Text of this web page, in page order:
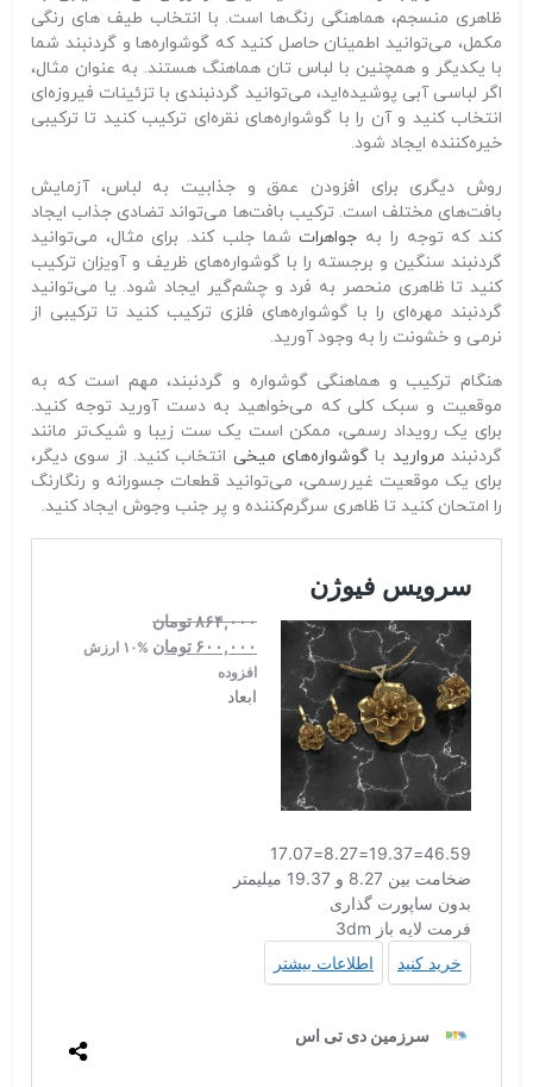
ظاهری منسجم، هماهنگی رنگ‌ها است. با انتخاب طیف های رنگی
مکمل، می‌توانید اطمینان حاصل کنید که گوشواره‌ها و گردنبند شما
با یکدیگر و همچنین با لباس تان هماهنگ هستند. به عنوان مثال،
اگر لباسی آبی پوشیده‌اید، می‌توانید گردنبندی با تزئینات فیروزه‌ای
انتخاب کنید و آن را با گوشواره‌های نقره‌ای ترکیب کنید تا ترکیبی
خیره‌کننده ایجاد شود.
روش دیگری برای افزودن عمق و جذابیت به لباس، آزمایش
بافت‌های مختلف است. ترکیب بافت‌ها می‌تواند تضادی جذاب ایجاد
کند که توجه را به جواهراتشما جلب کند. برای مثال، می‌توانید
گردنبند سنگین و برجسته را با گوشواره‌های ظریف و آویزان ترکیب
کنید تا ظاهری منحصر به فرد و چشم‌گیر ایجاد شود. یا می‌توانید
گردنبند مهره‌ای را با گوشواره‌های فلزی ترکیب کنید تا ترکیبی از
نرمی و خشونت را به وجود آورید.
هنگام ترکیب و هماهنگی گوشواره و گردنبند، مهم است که به
موقعیت و سبک کلی که می‌خواهید به دست آورید توجه کنید.
برای یک رویداد رسمی، ممکن است یک ست زیبا و شیک‌تر مانند
گردنبند مروارید با گوشواره‌های میخی انتخاب کنید. از سوی دیگر،
برای یک موقعیت غیررسمی، می‌توانید قطعات جسورانه و رنگارنگ
را امتحان کنید تا ظاهری سرگرم‌کننده و پر جنب وجوش ایجاد کنید.